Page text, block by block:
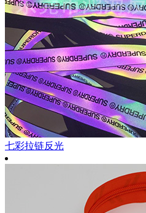
七彩拉链反光